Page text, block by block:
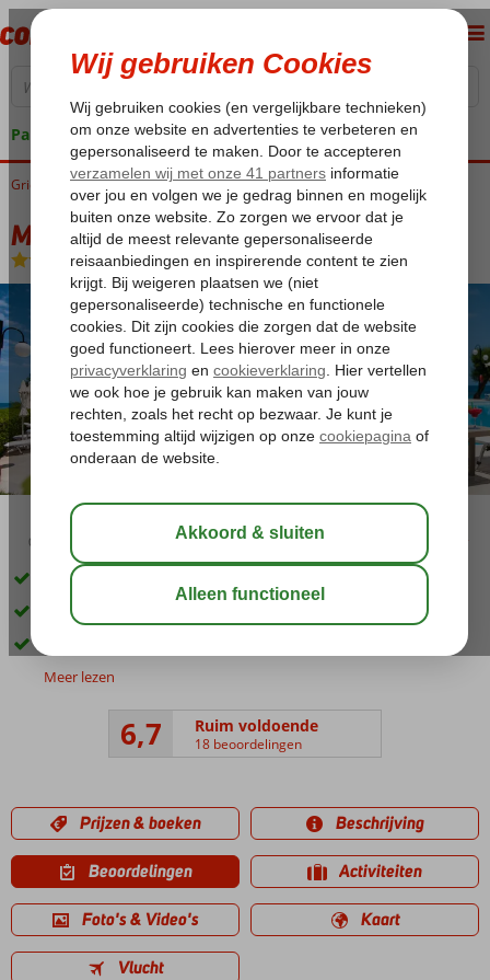
Pakketgarantie
Home
Griekenland Zakynthos Argassi Mimoza Aparthotel
Mimoza Aparthotel
Logies en ontbijt -Aparthotel
03:05
Direct aan een smal strand en prachtig uitzicht over zee
In het gezellige centrum van Argassi
Meer lezen
6,7 Ruim voldoende
18 beoordelingen
Prijzen & boeken Beschrijving
Beoordelingen Activiteiten
Foto's & Video's Kaart
Vlucht